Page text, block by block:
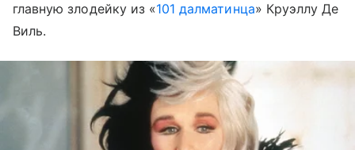
главную злодейку из «101 далматинца» Круэллу Де
Виль.